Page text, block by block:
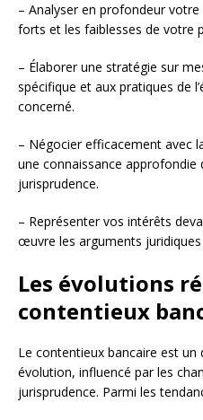
– Analyser en profondeur
forts et les faiblesses de votre
– Élaborer une stratégie sur
spécifique et aux pratiques de
concerné.
– Négocier efficacement avec
une connaissance approfondie
jurisprudence.
– Représenter vos intérêts
œuvre les arguments
Les évolutions
contentieux
Le contentieux bancaire est
évolution, influencé par les
jurisprudence. Parmi les